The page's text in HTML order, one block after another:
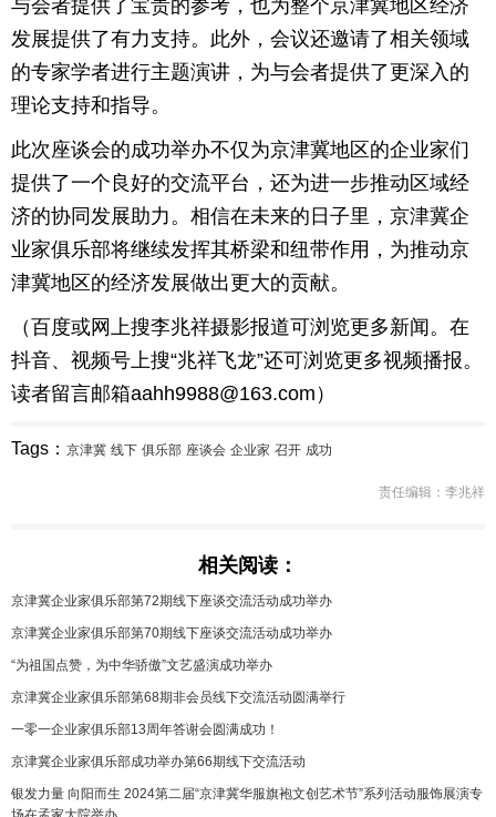
与会者提供了宝贵的参考，也为整个京津冀地区经济
发展提供了有力支持。此外，会议还邀请了相关领域
的专家学者进行主题演讲，为与会者提供了更深入的
理论支持和指导。
此次座谈会的成功举办不仅为京津冀地区的企业家们
提供了一个良好的交流平台，还为进一步推动区域经
济的协同发展助力。相信在未来的日子里，京津冀企
业家俱乐部将继续发挥其桥梁和纽带作用，为推动京
津冀地区的经济发展做出更大的贡献。
（百度或网上搜李兆祥摄影报道可浏览更多新闻。在
抖音、视频号上搜“兆祥飞龙”还可浏览更多视频播报。
读者留言邮箱aahh9988@163.com）
Tags： 京津冀 线下 俱乐部 座谈会 企业家 召开 成功
责任编辑：李兆祥
相关阅读：
京津冀企业家俱乐部第72期线下座谈交流活动成功举办
京津冀企业家俱乐部第70期线下座谈交流活动成功举办
“为祖国点赞，为中华骄傲”文艺盛演成功举办
京津冀企业家俱乐部第68期非会员线下交流活动圆满举行
一零一企业家俱乐部13周年答谢会圆满成功！
京津冀企业家俱乐部成功举办第66期线下交流活动
银发力量 向阳而生 2024第二届“京津冀华服旗袍文创艺术节”系列活动服饰展演专